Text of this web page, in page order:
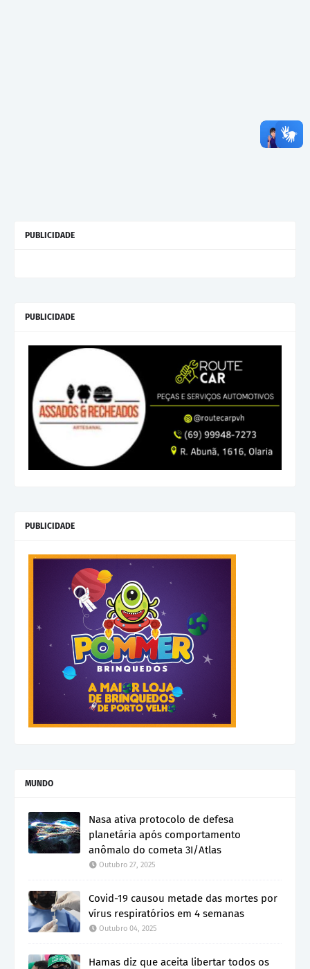
PUBLICIDADE
PUBLICIDADE
PUBLICIDADE
MUNDO
Nasa ativa protocolo de defesa
planetária após comportamento
anômalo do cometa 3I/Atlas
Outubro 27, 2025
Covid-19 causou metade das mortes por
vírus respiratórios em 4 semanas
Outubro 04, 2025
Hamas diz que aceita libertar todos os